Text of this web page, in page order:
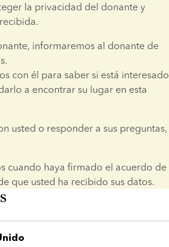
la privacidad del donante y
informaremos al donante de
con él para saber si está interesado
a encontrar su lugar en esta
usted o responder a sus preguntas,
cuando haya firmado el acuerdo de
que usted ha recibido sus datos.